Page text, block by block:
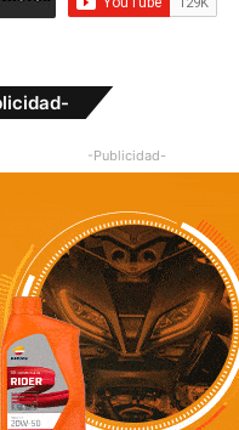
-Publicidad-